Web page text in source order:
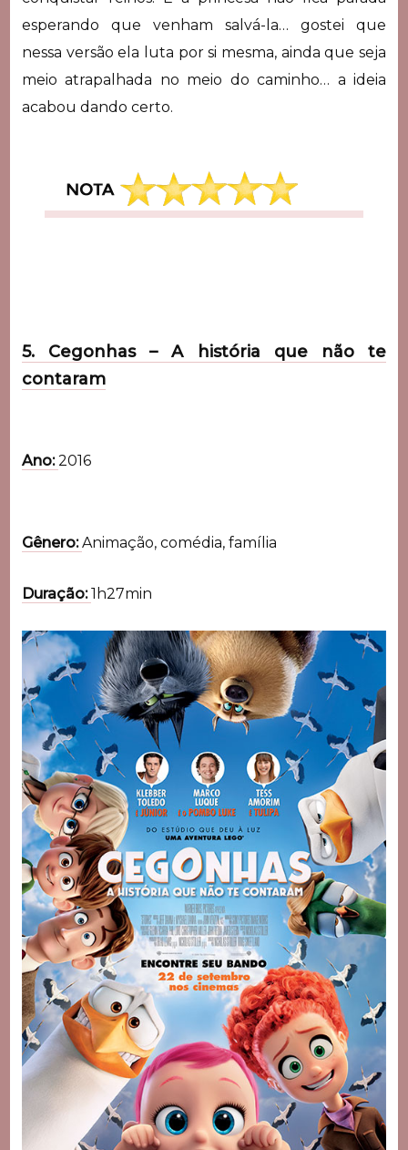
esperando que venham salvá-la… gostei que
nessa versão ela luta por si mesma, ainda que seja
meio atrapalhada no meio do caminho… a ideia
acabou dando certo.
5. Cegonhas – A história que não te
contaram
Ano:2016
Gênero:Animação, comédia, família
Duração:1h27min